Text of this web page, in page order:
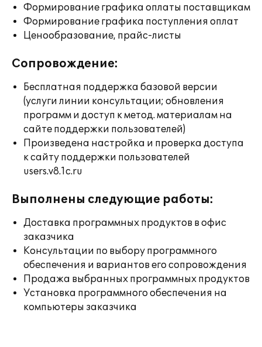
Формирование графика оплаты поставщикам
Формирование графика поступления оплат
Ценообразование, прайс-листы
Сопровождение:
Бесплатная поддержка базовой версии
(услуги линии консультации; обновления
программ и доступ к метод. материалам на
сайте поддержки пользователей)
Произведена настройка и проверка доступа
к сайту поддержки пользователей
users.v8.1c.ru
Выполнены следующие работы:
Доставка программных продуктов в офис
заказчика
Консультации по выбору программного
обеспечения и вариантов его сопровождения
Продажа выбранных программных продуктов
Установка программного обеспечения на
компьютеры заказчика